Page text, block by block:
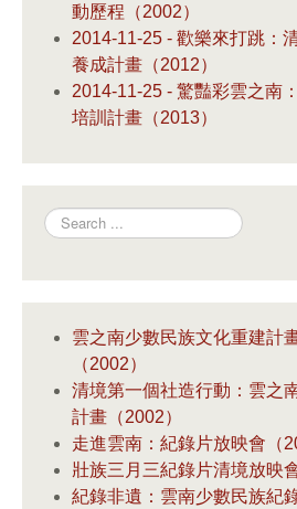
動歷程（2002）
2014-11-25 - 歡樂來打跳：
養成計畫（2012）
2014-11-25 - 驚豔彩雲之南
培訓計畫（2013）
Search
雲之南少數民族文化重建計
（2002）
清境第一個社造行動：雲之
計畫（2002）
走進雲南：紀錄片放映會（
壯族三月三紀錄片清境放映
紀錄非遺：雲南少數民族紀